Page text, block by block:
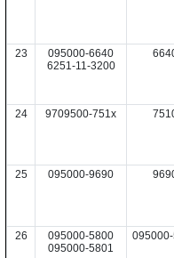
23
095000-6640
6251-11-3200
24 9709500-751x
25 095000-9690
26
095000-5800
095000-5801